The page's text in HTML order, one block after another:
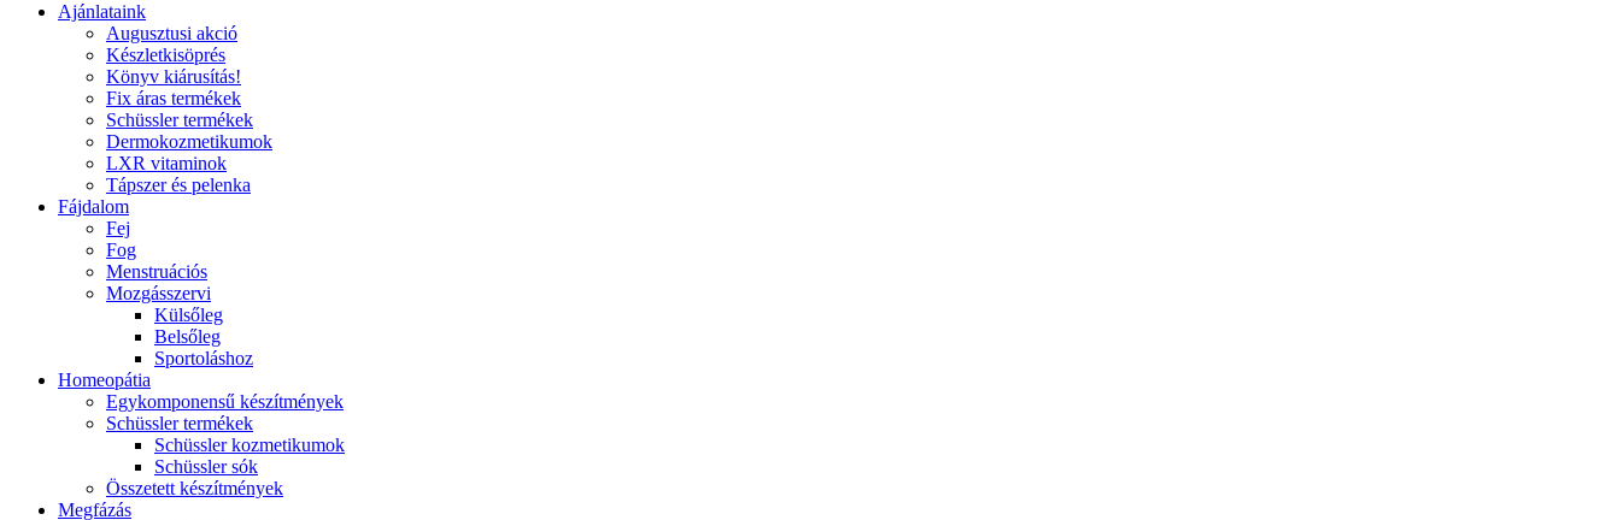
Ajánlataink
Augusztusi akció
Készletkisöprés
Könyv kiárusítás!
Fix áras termékek
Schüssler termékek
Dermokozmetikumok
LXR vitaminok
Tápszer és pelenka
Fájdalom
Fej
Fog
Menstruációs
Mozgásszervi
Külsőleg
Belsőleg
Sportoláshoz
Homeopátia
Egykomponensű készítmények
Schüssler termékek
Schüssler kozmetikumok
Schüssler sók
Összetett készítmények
Megfázás